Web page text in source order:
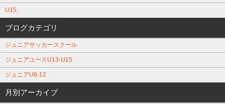
U15。
ブログカテゴリ
ジュニアサッカースクール
ジュニアユースU13-U15
ジュニアU6-12
月別アーカイブ